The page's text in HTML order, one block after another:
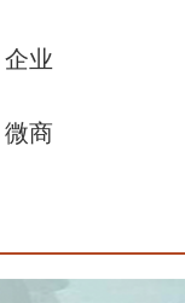
企业
微商